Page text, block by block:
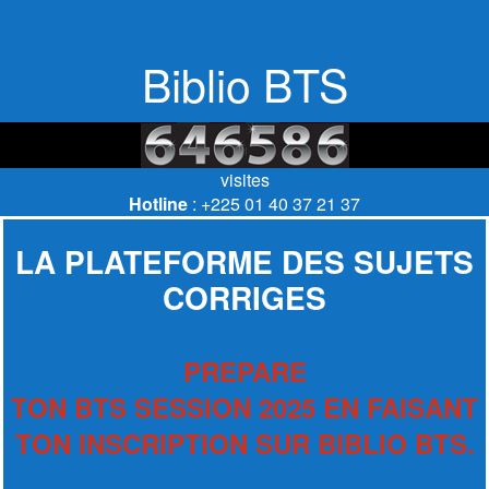
Biblio BTS
visites
Hotline : +225 01 40 37 21 37
LA PLATEFORME DES SUJETS
CORRIGES
PREPARE
TON BTS SESSION 2025 EN FAISANT
TON INSCRIPTION SUR BIBLIO BTS.